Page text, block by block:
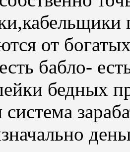
от
бабло-
бедных
система